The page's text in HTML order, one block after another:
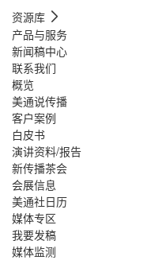
资源库
产品与服务
新闻稿中心
联系我们
概览
美通说传播
客户案例
白皮书
演讲资料/报告
新传播茶会
会展信息
美通社日历
媒体专区
我要发稿
媒体监测